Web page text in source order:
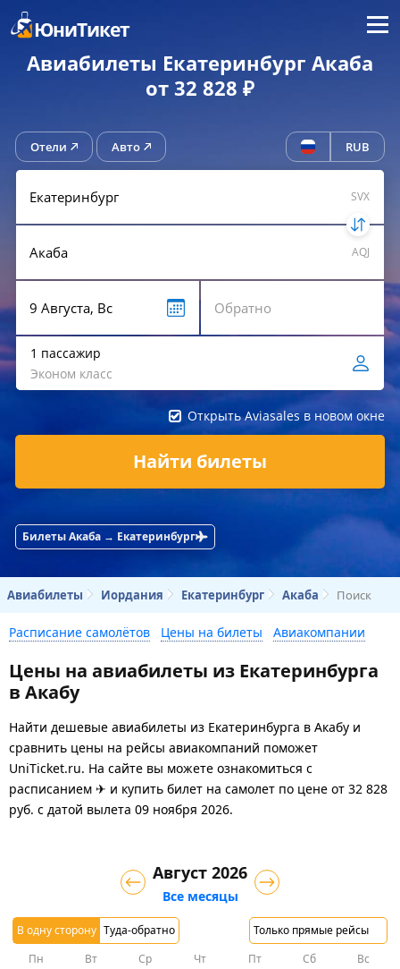
ЮниТикет Меню
Авиабилеты Екатеринбург Акаба
от 32 828 ₽
Отели Авто RUB
SVX
AQJ
1 пассажир
Эконом класс
Открыть Aviasales в новом окне
Найти билеты
Билеты Акаба → Екатеринбург
Авиабилеты Иордания Екатеринбург Акаба Поиск
Расписание самолётов Цены на билеты Авиакомпании
Цены на авиабилеты из Екатеринбурга
в Акабу
Найти дешевые авиабилеты из Екатеринбурга в Акабу и
сравнить цены на рейсы авиакомпаний поможет
UniTicket.ru. На сайте вы можете ознакомиться с
расписанием ✈ и купить билет на самолет по цене от 32 828
руб. с датой вылета 09 ноября 2026.
В одну сторону Туда-обратно Только прямые рейсы
Август 2026
Все месяцы
Пн Вт Ср Чт Пт Сб Вс